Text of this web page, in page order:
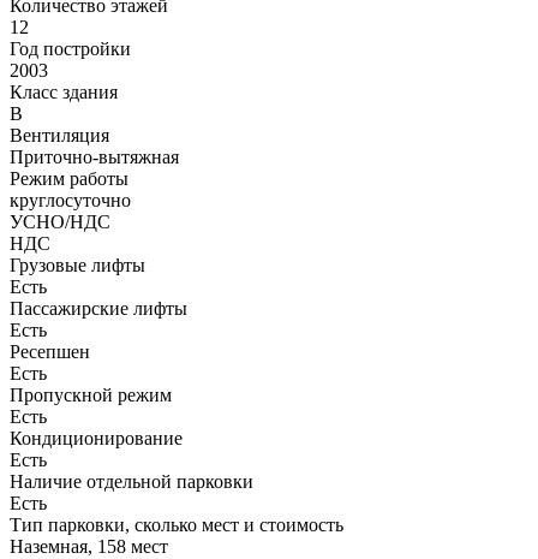
Количество этажей
12
Год постройки
2003
Класс здания
B
Вентиляция
Приточно-вытяжная
Режим работы
круглосуточно
УСНО/НДС
НДС
Грузовые лифты
Есть
Пассажирские лифты
Есть
Ресепшен
Есть
Пропускной режим
Есть
Кондиционирование
Есть
Наличие отдельной парковки
Есть
Тип парковки, сколько мест и стоимость
Наземная, 158 мест